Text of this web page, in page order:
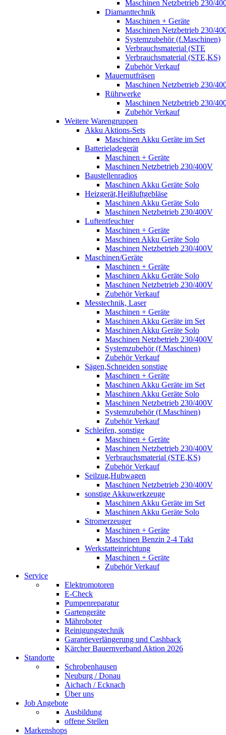
Maschinen Netzbetrieb 230/
Diamanttechnik
Maschinen + Geräte
Maschinen Netzbetrieb 230/
Systemzubehör (f.Maschinen)
Verbrauchsmaterial (STE
Verbrauchsmaterial (STE,KS)
Zubehör Verkauf
Mauernutfräsen
Maschinen Netzbetrieb 230/
Rührwerke
Maschinen Netzbetrieb 230/
Zubehör Verkauf
Weitere Warengruppen
Akku Aktions-Sets
Maschinen Akku Geräte im Set
Batterieladegerät
Maschinen + Geräte
Maschinen Netzbetrieb 230/400V
Baustellenradios
Maschinen Akku Geräte Solo
Heizgerät,Heißluftgebläse
Maschinen Akku Geräte Solo
Maschinen Netzbetrieb 230/400V
Luftentfeuchter
Maschinen + Geräte
Maschinen Akku Geräte Solo
Maschinen Netzbetrieb 230/400V
Maschinen/Geräte
Maschinen + Geräte
Maschinen Akku Geräte Solo
Maschinen Netzbetrieb 230/400V
Zubehör Verkauf
Messtechnik, Laser
Maschinen + Geräte
Maschinen Akku Geräte im Set
Maschinen Akku Geräte Solo
Maschinen Netzbetrieb 230/400V
Systemzubehör (f.Maschinen)
Zubehör Verkauf
Sägen,Schneiden sonstige
Maschinen + Geräte
Maschinen Akku Geräte im Set
Maschinen Akku Geräte Solo
Maschinen Netzbetrieb 230/400V
Systemzubehör (f.Maschinen)
Zubehör Verkauf
Schleifen, sonstige
Maschinen + Geräte
Maschinen Netzbetrieb 230/400V
Verbrauchsmaterial (STE,KS)
Zubehör Verkauf
Seilzug,Hubwagen
Maschinen Netzbetrieb 230/400V
sonstige Akkuwerkzeuge
Maschinen Akku Geräte im Set
Maschinen Akku Geräte Solo
Stromerzeuger
Maschinen + Geräte
Maschinen Benzin 2-4 Takt
Werkstatteinrichtung
Maschinen + Geräte
Zubehör Verkauf
Service
Elektromotoren
E-Check
Pumpenreparatur
Gartengeräte
Mähroboter
Reinigungstechnik
Garantieverlängerung und Cashback
Kärcher Bauernverband Aktion 2026
Standorte
Schrobenhausen
Neuburg / Donau
Aichach / Ecknach
Über uns
Job Angebote
Ausbildung
offene Stellen
Markenshops